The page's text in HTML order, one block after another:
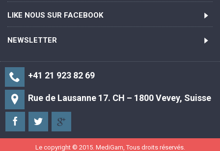
LIKE NOUS SUR FACEBOOK
NEWSLETTER
+41 21 923 82 69
Rue de Lausanne 17. CH – 1800 Vevey, Suisse
Le copyright © 2015. MediGam, Tous droits réservés.